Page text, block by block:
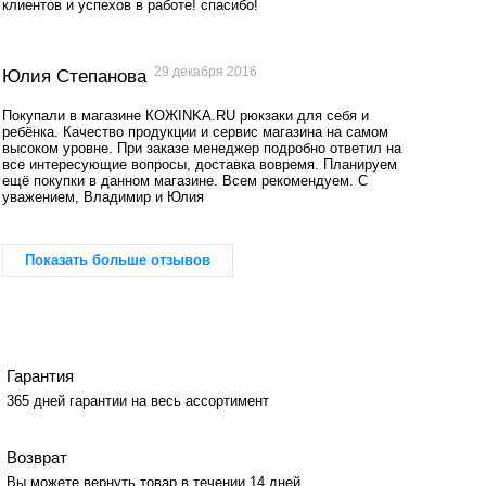
клиентов и успехов в работе! спасибо!
Юлия Степанова 29 декабря 2016
Покупали в магазине КОЖINKA.RU рюкзаки для себя и
ребёнка. Качество продукции и сервис магазина на самом
высоком уровне. При заказе менеджер подробно ответил на
все интересующие вопросы, доставка вовремя. Планируем
ещё покупки в данном магазине. Всем рекомендуем. С
уважением, Владимир и Юлия
Показать больше отзывов
Гарантия
365 дней гарантии на весь ассортимент
Возврат
Вы можете вернуть товар в течении 14 дней